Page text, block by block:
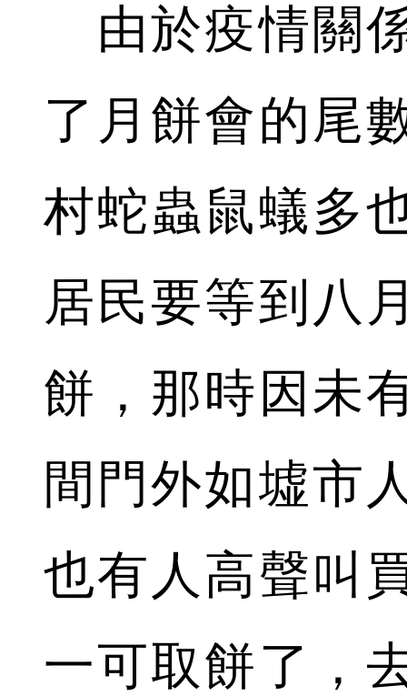
由於疫情關
了月餅會的尾
村蛇蟲鼠蟻多
居民要等到八
餅，那時因未
間門外如墟市
也有人高聲叫
一可取餅了，